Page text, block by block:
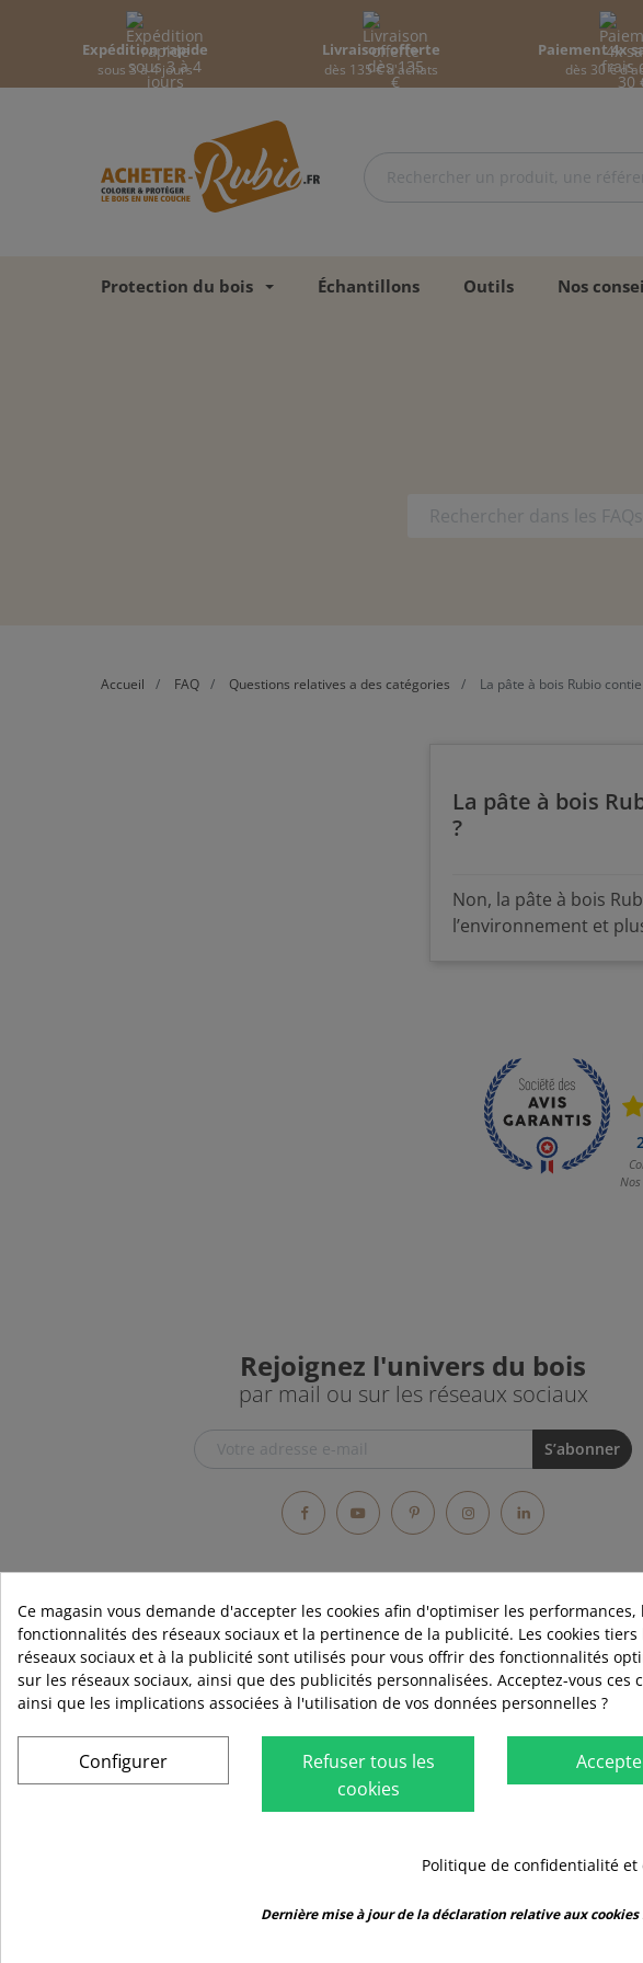
Expédition rapide
sous 3 à 4 jours
Livraison offerte
dès 135 € d'achats
Paiement 4x
dès 30 €
Protection du bois Échantillons Outils Nos
Accueil FAQ Questions relatives a des catégories La pâte à bois Rubio
La pâte à bois
?
Non, la pâte à bois
l’environnement et
Rejoignez l'univers du bois
par mail ou sur les réseaux sociaux
FacebookYouTubePinterestInstagramLinkedIn
RUBIO
Qui sommes-nous
Blog
Marchand approuvé
Ce magasin vous demande d'accepter les cookies afin d'optimiser les performances,
fonctionnalités des réseaux sociaux et la pertinence de la publicité. Les cookies tiers
réseaux sociaux et à la publicité sont utilisés pour vous offrir des fonctionnalités
sur les réseaux sociaux, ainsi que des publicités personnalisées. Acceptez-vous ces
ainsi que les implications associées à l'utilisation de vos données personnelles ?
Refuser tous les
cookies
Configurer
Politique de confidentialité et
Dernière mise à jour de la déclaration relative aux cookies